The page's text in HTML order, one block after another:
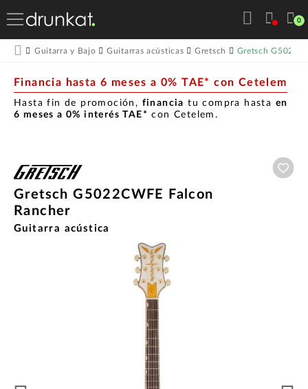
0
Guitarra y Bajo Guitarras acústicas Gretsch Gretsch
Financia hasta 6 meses a 0% TAE* con Cetelem
Hasta fin de promoción, financia tu compra hasta en
6 meses a 0% interés TAE* con Cetelem.
Gretsch G5022CWFE Falcon
Rancher
Guitarra acústica